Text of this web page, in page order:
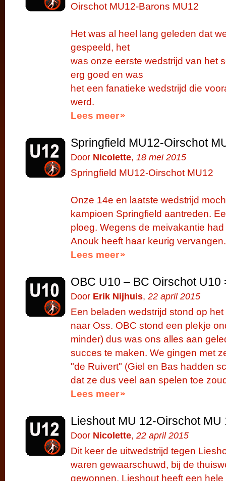
Oirschot MU12-Barons MU12
Het was al heel lang geleden dat
gespeeld, het
was onze eerste wedstrijd van het
erg goed en was
het een fanatieke wedstrijd die
werd.
Lees meer
Springfield MU12-Oirschot
Door Nicolette, 18 mei 2015
Springfield MU12-Oirschot MU12
Onze 14e en laatste wedstrijd
kampioen Springfield aantreden.
ploeg. Wegens de meivakantie
Anouk heeft haar keurig vervangen.
Lees meer
OBC U10 – BC Oirschot U10
Door Erik Nijhuis, 22 april 2015
Een beladen wedstrijd stond op
naar Oss. OBC stond een plekje
minder) dus was ons alles aan
succes te maken. We gingen met
"de Ruivert" (Giel en Bas hadden
dat ze dus veel aan spelen toe
Lees meer
Lieshout MU 12-Oirschot MU
Door Nicolette, 22 april 2015
Dit keer de uitwedstrijd tegen
waren gewaarschuwd, bij de
gewonnen. Lieshout heeft een